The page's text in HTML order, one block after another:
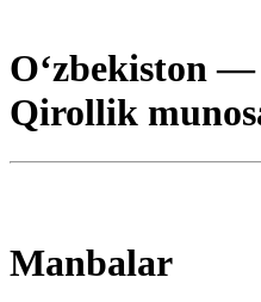
Oʻzbekiston
Qirollik
Manbalar